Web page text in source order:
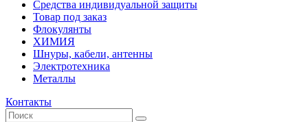
Средства индивидуальной защиты
Товар под заказ
Флокулянты
ХИМИЯ
Шнуры, кабели, антенны
Электротехника
Металлы
Контакты